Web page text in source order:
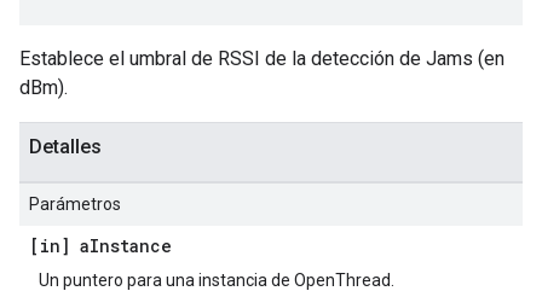
Establece el umbral de RSSI de la detección de Jams (en
dBm).
Detalles
Parámetros
[in] aInstance
Un puntero para una instancia de OpenThread.